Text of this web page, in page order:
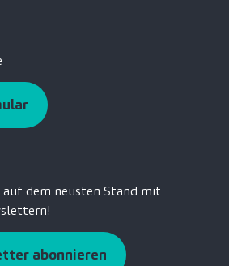
auf dem neusten Stand mit
abonnieren